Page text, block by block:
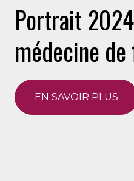
Portrait
médecine
EN SAVOIR PLUS